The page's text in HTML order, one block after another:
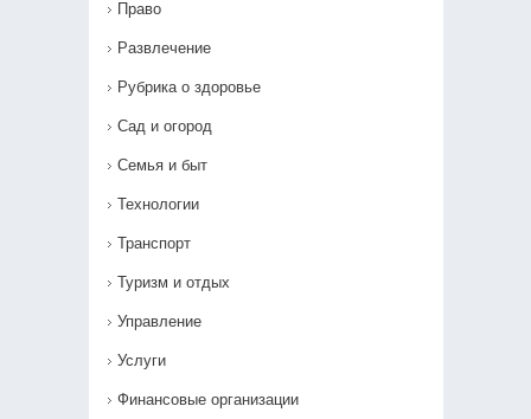
Право
Развлечение
Рубрика о здоровье
Сад и огород
Семья и быт
Технологии
Транспорт
Туризм и отдых
Управление
Услуги
Финансовые организации